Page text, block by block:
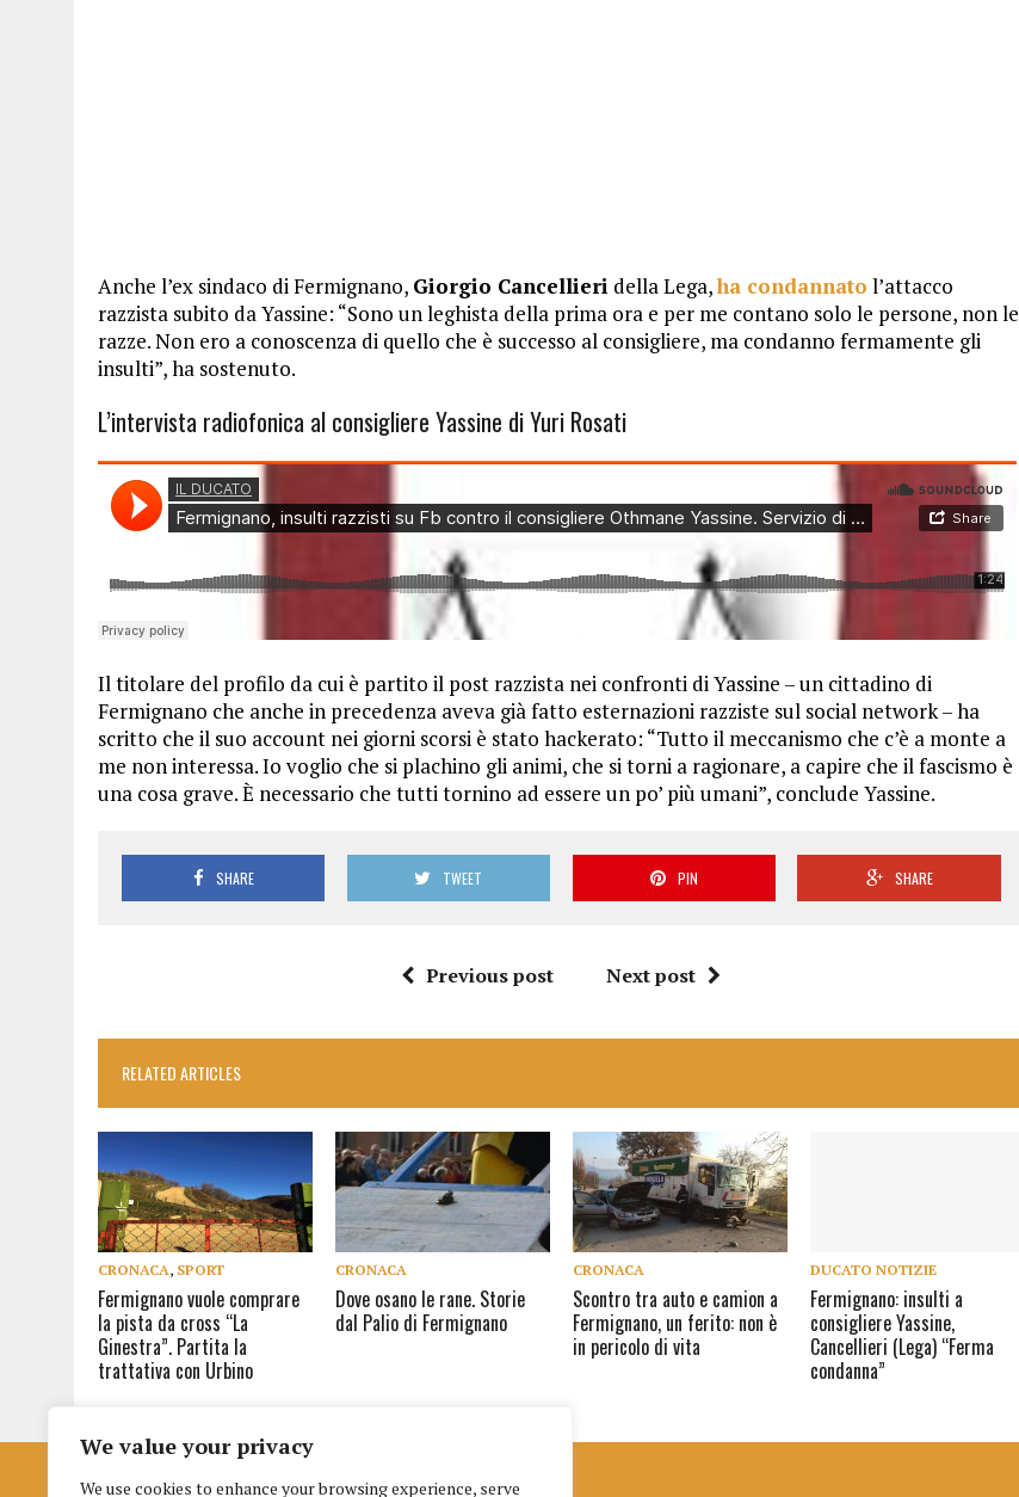
We value your privacy
We use cookies to enhance your browsing experience, serve
Anche l’ex sindaco di Fermignano, Giorgio Cancellieri della Lega,ha condannato l’attacco
razzista subito da Yassine: “Sono un leghista della prima ora e per me contano solo le persone, non le
razze. Non ero a conoscenza di quello che è successo al consigliere, ma condanno fermamente gli
insulti”, ha sostenuto.
L’intervista radiofonica al consigliere Yassine di Yuri Rosati
Il titolare del profilo da cui è partito il post razzista nei confronti di Yassine – un cittadino di
Fermignano che anche in precedenza aveva già fatto esternazioni razziste sul social network – ha
scritto che il suo account nei giorni scorsi è stato hackerato: “Tutto il meccanismo che c’è a monte a
me non interessa. Io voglio che si plachino gli animi, che si torni a ragionare, a capire che il fascismo è
una cosa grave. È necessario che tutti tornino ad essere un po’ più umani”, conclude Yassine.
SHARE TWEET PIN SHARE
Previous post Next post
RELATED ARTICLES
CRONACA, SPORT
Fermignano vuole comprare
la pista da cross “La
Ginestra”. Partita la
trattativa con Urbino
CRONACA
Dove osano le rane. Storie
dal Palio di Fermignano
CRONACA
Scontro tra auto e camion a
Fermignano, un ferito: non è
in pericolo di vita
DUCATO NOTIZIE
Fermignano: insulti a
consigliere Yassine,
Cancellieri (Lega) “Ferma
condanna”